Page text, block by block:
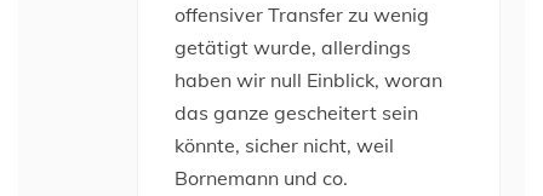
offensiver Transfer zu wenig
getätigt wurde, allerdings
haben wir null Einblick, woran
das ganze gescheitert sein
könnte, sicher nicht, weil
Bornemann und co.